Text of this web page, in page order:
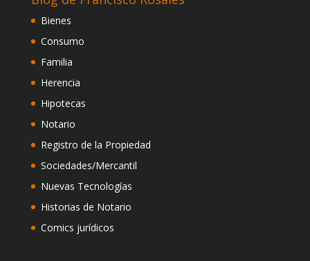
Bienes
Consumo
Familia
Herencia
Hipotecas
Notario
Registro de la Propiedad
Sociedades/Mercantil
Nuevas Tecnologías
Historias de Notario
Comics jurídicos